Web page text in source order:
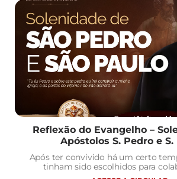
Reflexão do Evangelho –
Apóstolos S. Pedro e S.
Após ter convivido há um certo
tinham sido escolhidos para